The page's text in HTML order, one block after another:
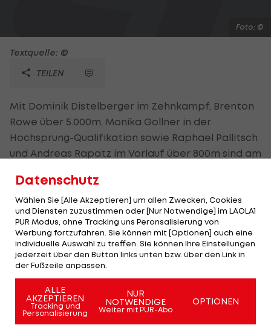
Foto: ©
Textquelle: ©
TEILEN
Mit Dominik Distelberger im Zehnkampf, Brenton
Rowe über 5.000m, Monika Gollner in der
Hochsprung-Qualifikation sowie Raphael Pallitsch
und Andreas Rapatz im Vorlauf über 800m sind am
fünf der neun ÖLV-Athleten im Einsatz. Im
besonderen Fokus steht die 37-jährige
Hochspringerin Monika Gollner, die nach 14 Jahren
wieder international startet. Der EM-
Eröffnungstag droht nass zu werden.
Regenschauer und maximal 16 Grad werden
erwartet.
Mehr zum Thema
Datenschutz
Wählen Sie [Alle Akzeptieren] um allen Zwecken, Cookies
und Diensten zuzustimmen oder [Nur Notwendige] im LAOLA1
PUR Modus, ohne Tracking uns Peronsalisierung von
Werbung fortzufahren. Sie können mit [Optionen] auch eine
individuelle Auswahl zu treffen. Sie können Ihre Einstellungen
jederzeit über den Button links unten bzw. über den Link in
der Fußzeile anpassen.
ALLE
AKZEPTIEREN
Tracking und
Personalisierung
NUR
NOTWENDIGE
Weiter mit PUR-Abo
OPTIONEN